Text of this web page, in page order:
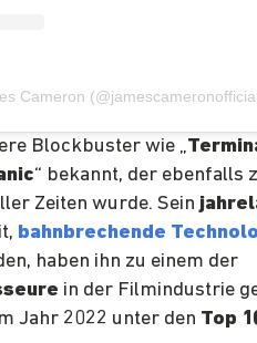
Cameron
Blockbuster wie „
“ bekannt, der ebenfalls
Zeiten wurde. Sein
bahnbrechende
haben ihn zu einem der
in der Filmindustrie
Jahr 2022 unter den Top